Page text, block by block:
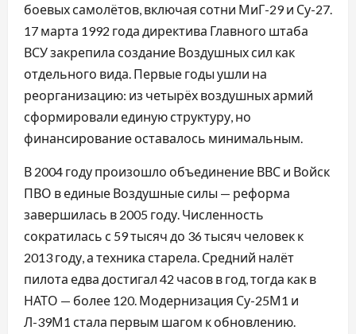
боевых самолётов, включая сотни МиГ-29 и Су-27.
17 марта 1992 года директива Главного штаба
ВСУ закрепила создание Воздушных сил как
отдельного вида. Первые годы ушли на
реорганизацию: из четырёх воздушных армий
сформировали единую структуру, но
финансирование оставалось минимальным.
В 2004 году произошло объединение ВВС и Войск
ПВО в единые Воздушные силы — реформа
завершилась в 2005 году. Численность
сократилась с 59 тысяч до 36 тысяч человек к
2013 году, а техника старела. Средний налёт
пилота едва достигал 42 часов в год, тогда как в
НАТО — более 120. Модернизация Су-25М1 и
Л-39М1 стала первым шагом к обновлению.